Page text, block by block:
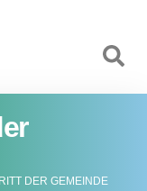
DER GEMEINDE